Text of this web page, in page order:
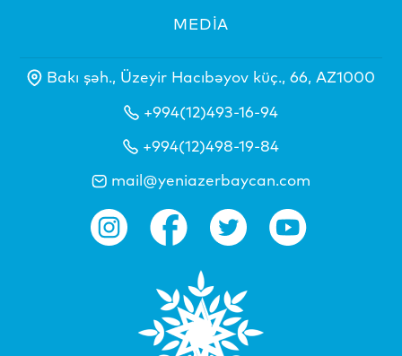
MEDİA
Bakı şəh., Üzeyir Hacıbəyov küç., 66, AZ1000
+994(12)493-16-94
+994(12)498-19-84
mail@yeniazerbaycan.com